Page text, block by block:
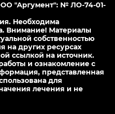
"Аргумент": № ЛО-74-01-
Необходима
Внимание! Материалы
собственностью
на других ресурсах
ссылкой на источник.
и ознакомление с
представленная
для
лечения и не